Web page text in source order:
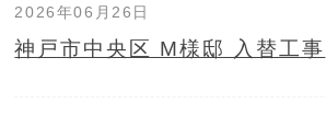
2026年06月26日
神戸市中央区 M様邸 入替工事